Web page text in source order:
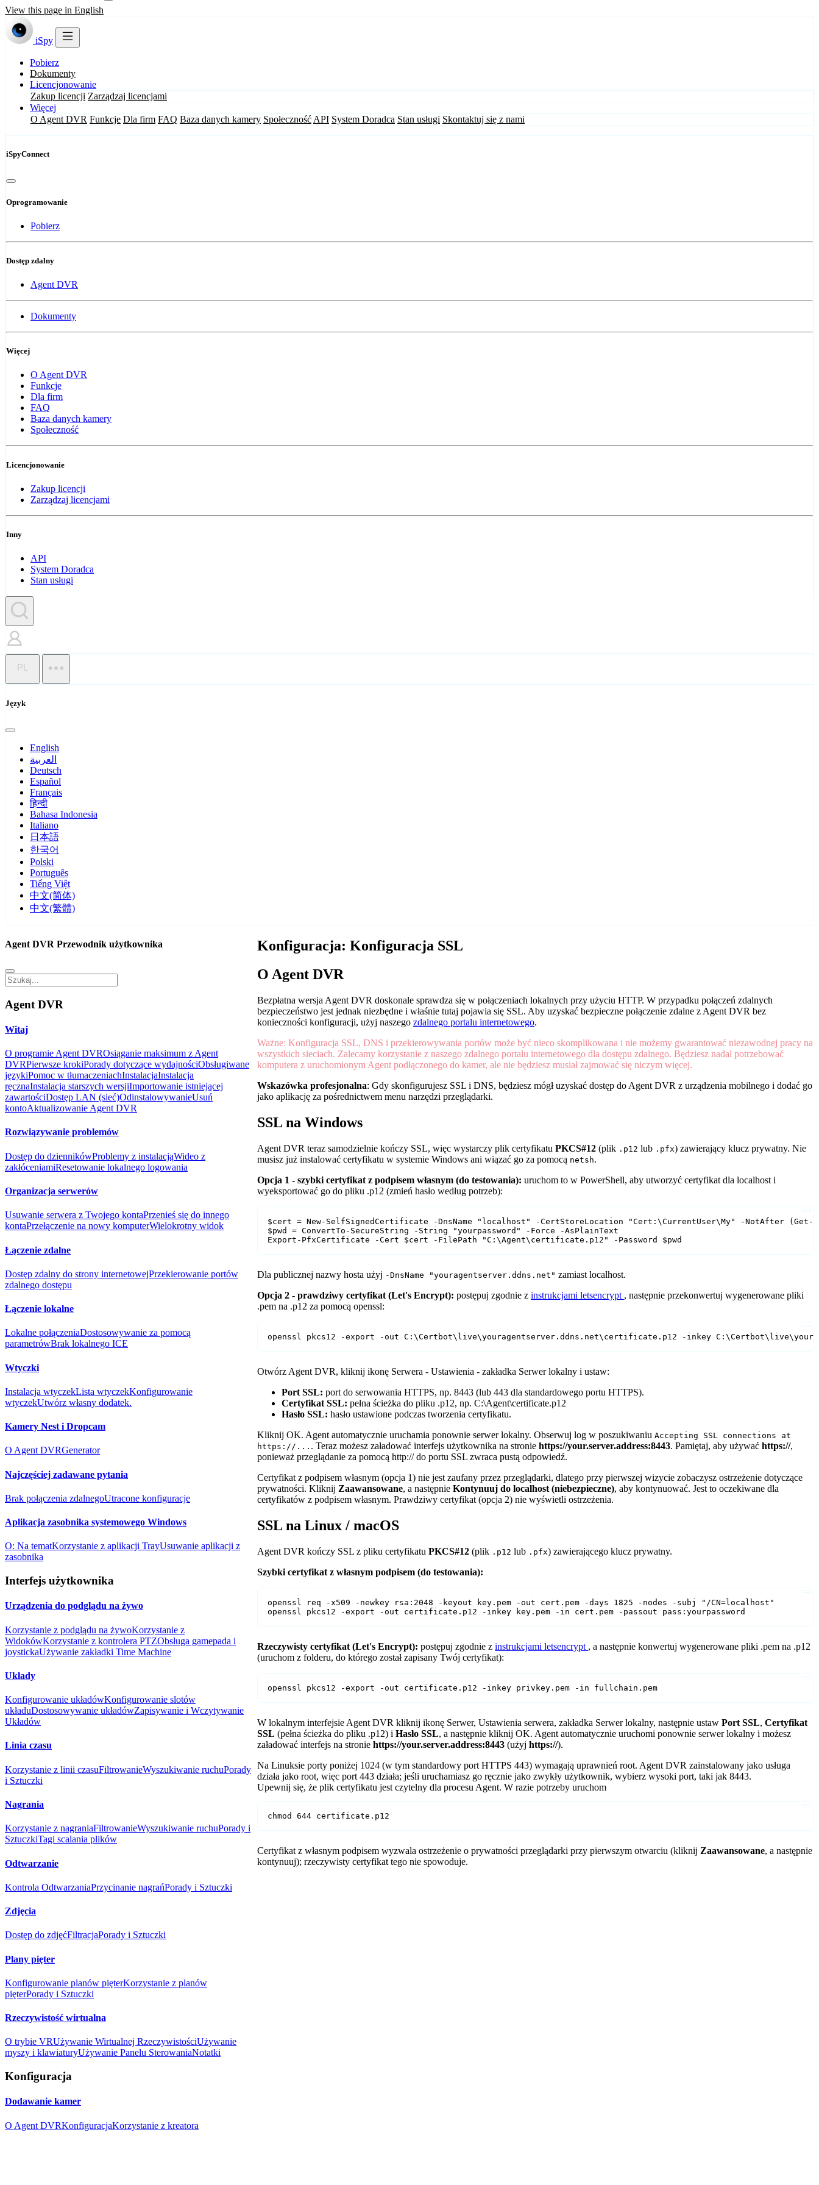
View this page in English
iSpy
Pobierz
Dokumenty
Licencjonowanie
Zakup licencji Zarządzaj licencjami
Więcej
O Agent DVR Funkcje Dla firm FAQ Baza danych kamery Społeczność API System Doradca Stan usługi Skontaktuj się z nami
iSpyConnect
Oprogramowanie
Pobierz
Dostęp zdalny
Agent DVR
Dokumenty
Więcej
O Agent DVR
Funkcje
Dla firm
FAQ
Baza danych kamery
Społeczność
Licencjonowanie
Zakup licencji
Zarządzaj licencjami
Inny
API
System Doradca
Stan usługi
PL
Język
English
العربية
Deutsch
Español
Français
हिन्दी
Bahasa Indonesia
Italiano
日本語
한국어
Polski
Português
Tiếng Việt
中文(简体)
中文(繁體)
Konfiguracja: Konfiguracja SSL
O Agent DVR
Bezpłatna wersja Agent DVR doskonale sprawdza się w połączeniach lokalnych przy użyciu HTTP. W przypadku połączeń zdalnych
bezpieczeństwo jest jednak niezbędne i właśnie tutaj pojawia się SSL. Aby uzyskać bezpieczne połączenie zdalne z Agent DVR bez
konieczności konfiguracji, użyj naszegozdalnego portalu internetowego.
Ważne: Konfiguracja SSL, DNS i przekierowywania portów może być nieco skomplikowana i nie możemy gwarantować niezawodnej pracy na
wszystkich sieciach. Zalecamy korzystanie z naszego zdalnego portalu internetowego dla dostępu zdalnego. Będziesz nadal potrzebować
komputera z uruchomionym Agent podłączonego do kamer, ale nie będziesz musiał zajmować się niczym więcej.
Wskazówka profesjonalna: Gdy skonfigurujesz SSL i DNS, będziesz mógł uzyskać dostęp do Agent DVR z urządzenia mobilnego i dodać go
jako aplikację za pośrednictwem menu narzędzi przeglądarki.
SSL na Windows
Agent DVR teraz samodzielnie kończy SSL, więc wystarczy plik certyfikatuPKCS#12 (plik .p12 lub .pfx) zawierający klucz prywatny. Nie
musisz już instalować certyfikatu w systemie Windows ani wiązać go za pomocą netsh.
Opcja 1 - szybki certyfikat z podpisem własnym (do testowania): uruchom to w PowerShell, aby utworzyć certyfikat dla localhost i
wyeksportować go do pliku .p12 (zmień hasło według potrzeb):
$cert = New-SelfSignedCertificate -DnsName "localhost" -CertStoreLocation "Cert:\CurrentUser\My" -NotAfter (Get-
$pwd = ConvertTo-SecureString -String "yourpassword" -Force -AsPlainText
Export-PfxCertificate -Cert $cert -FilePath "C:\Agent\certificate.p12" -Password $pwd
Dla publicznej nazwy hosta użyj -DnsName "youragentserver.ddns.net" zamiast localhost.
Opcja 2 - prawdziwy certyfikat (Let's Encrypt): postępuj zgodnie zinstrukcjami letsencrypt , następnie przekonwertuj wygenerowane pliki
.pem na .p12 za pomocą openssl:
openssl pkcs12 -export -out C:\Certbot\live\youragentserver.ddns.net\certificate.p12 -inkey
Otwórz Agent DVR, kliknij ikonę Serwera - Ustawienia - zakładka Serwer lokalny i ustaw:
Port SSL: port do serwowania HTTPS, np. 8443 (lub 443 dla standardowego portu HTTPS).
Certyfikat SSL: pełna ścieżka do pliku .p12, np. C:\Agent\certificate.p12
Hasło SSL: hasło ustawione podczas tworzenia certyfikatu.
Kliknij OK. Agent automatycznie uruchamia ponownie serwer lokalny. Obserwuj log w poszukiwaniuAccepting SSL connections at
https://... . Teraz możesz załadować interfejs użytkownika na stroniehttps://your.server.address:8443. Pamiętaj, aby używaćhttps://,
ponieważ przeglądanie za pomocą http:// do portu SSL zwraca pustą odpowiedź.
Certyfikat z podpisem własnym (opcja 1) nie jest zaufany przez przeglądarki, dlatego przy pierwszej wizycie zobaczysz ostrzeżenie dotyczące
prywatności. Kliknij Zaawansowane, a następnieKontynuuj do localhost (niebezpieczne), aby kontynuować. Jest to oczekiwane dla
certyfikatów z podpisem własnym. Prawdziwy certyfikat (opcja 2) nie wyświetli ostrzeżenia.
SSL na Linux / macOS
Agent DVR kończy SSL z pliku certyfikatuPKCS#12 (plik .p12 lub .pfx) zawierającego klucz prywatny.
Szybki certyfikat z własnym podpisem (do testowania):
openssl req -x509 -newkey rsa:2048 -keyout key.pem -out cert.pem -days 1825 -nodes -subj "/CN=localhost"
openssl pkcs12 -export -out certificate.p12 -inkey key.pem -in cert.pem -passout pass:yourpassword
Rzeczywisty certyfikat (Let's Encrypt): postępuj zgodnie zinstrukcjami letsencrypt , a następnie konwertuj wygenerowane pliki .pem na .p12
(uruchom z folderu, do którego został zapisany Twój certyfikat):
openssl pkcs12 -export -out certificate.p12 -inkey privkey.pem -in fullchain.pem
W lokalnym interfejsie Agent DVR kliknij ikonę Serwer, Ustawienia serwera, zakładka Serwer lokalny, następnie ustawPort SSL,Certyfikat
SSL (pełna ścieżka do pliku .p12) iHasło SSL, a następnie kliknij OK. Agent automatycznie uruchomi ponownie serwer lokalny i możesz
załadować interfejs na stroniehttps://your.server.address:8443 (użyjhttps://).
Na Linuksie porty poniżej 1024 (w tym standardowy port HTTPS 443) wymagają uprawnień root. Agent DVR zainstalowany jako usługa
działa jako root, więc port 443 działa; jeśli uruchamiasz go ręcznie jako zwykły użytkownik, wybierz wysoki port, taki jak 8443.
Upewnij się, że plik certyfikatu jest czytelny dla procesu Agent. W razie potrzeby uruchom
chmod 644 certificate.p12
Certyfikat z własnym podpisem wyzwala ostrzeżenie o prywatności przeglądarki przy pierwszym otwarciu (kliknij Zaawansowane, a następnie
kontynuuj); rzeczywisty certyfikat tego nie spowoduje.
Agent DVR Przewodnik użytkownika
Agent DVR
Witaj
O programie Agent DVROsiąganie maksimum z Agent
DVRPierwsze krokiPorady dotyczące wydajnościObsługiwane
językiPomoc w tłumaczeniachInstalacjaInstalacja
ręcznaInstalacja starszych wersjiImportowanie istniejącej
zawartościDostęp LAN (sieć)OdinstalowywanieUsuń
kontoAktualizowanie Agent DVR
Rozwiązywanie problemów
Dostęp do dziennikówProblemy z instalacjąWideo z
zakłóceniamiResetowanie lokalnego logowania
Organizacja serwerów
Usuwanie serwera z Twojego kontaPrzenieś się do innego
kontaPrzełączenie na nowy komputerWielokrotny widok
Łączenie zdalne
Dostęp zdalny do strony internetowejPrzekierowanie portów
zdalnego dostępu
Łączenie lokalne
Lokalne połączeniaDostosowywanie za pomocą
parametrówBrak lokalnego ICE
Wtyczki
Instalacja wtyczekLista wtyczekKonfigurowanie
wtyczekUtwórz własny dodatek.
Kamery Nest i Dropcam
O Agent DVRGenerator
Najczęściej zadawane pytania
Brak połączenia zdalnegoUtracone konfiguracje
Aplikacja zasobnika systemowego Windows
O: Na tematKorzystanie z aplikacji TrayUsuwanie aplikacji z
zasobnika
Interfejs użytkownika
Urządzenia do podglądu na żywo
Korzystanie z podglądu na żywoKorzystanie z
WidokówKorzystanie z kontrolera PTZObsługa gamepada i
joystickaUżywanie zakładki Time Machine
Układy
Konfigurowanie układówKonfigurowanie slotów
układuDostosowywanie układówZapisywanie i Wczytywanie
Układów
Linia czasu
Korzystanie z linii czasuFiltrowanieWyszukiwanie ruchuPorady
i Sztuczki
Nagrania
Korzystanie z nagraniaFiltrowanieWyszukiwanie ruchuPorady i
SztuczkiTagi scalania plików
Odtwarzanie
Kontrola OdtwarzaniaPrzycinanie nagrańPorady i Sztuczki
Zdjęcia
Dostęp do zdjęćFiltracjaPorady i Sztuczki
Plany pięter
Konfigurowanie planów pięterKorzystanie z planów
pięterPorady i Sztuczki
Rzeczywistość wirtualna
O trybie VRUżywanie Wirtualnej RzeczywistościUżywanie
myszy i klawiaturyUżywanie Panelu SterowaniaNotatki
Konfiguracja
Dodawanie kamer
O Agent DVRKonfiguracjaKorzystanie z kreatora